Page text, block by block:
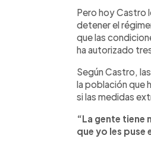
Pero hoy Castro
detener el
que las
ha autorizado
Según Castro,
la población que
si las medidas
“La gente tiene
que yo les puse